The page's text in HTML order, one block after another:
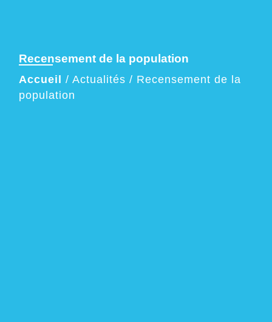
Recensement de la population
Accueil / Actualités / Recensement de la
population